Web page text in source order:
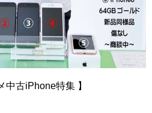
中古iPhone特集 】